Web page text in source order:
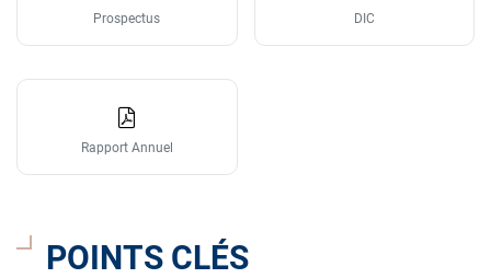
Prospectus DIC
Rapport Annuel
POINTS CLÉS